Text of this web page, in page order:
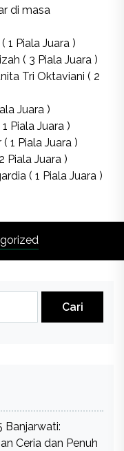
di masa
1 Piala Juara )
( 3 Piala Juara )
Tri Oktaviani ( 2
Juara )
Piala Juara )
1 Piala Juara )
Piala Juara )
( 1 Piala Juara )
Banjarwati:
Ceria dan Penuh